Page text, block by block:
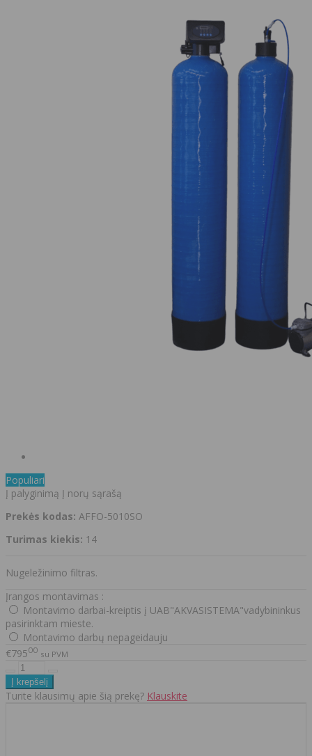
Populiari
Į palyginimą Į norų sąrašą
Prekės kodas: AFFO-5010SO
Turimas kiekis: 14
Nugeležinimo filtras.
Įrangos montavimas :
Montavimo darbai-kreiptis į UAB"AKVASISTEMA"vadybininkus
pasirinktam mieste.
Montavimo darbų nepageidauju
€79500 su PVM
Turite klausimų apie šią prekę? Klauskite